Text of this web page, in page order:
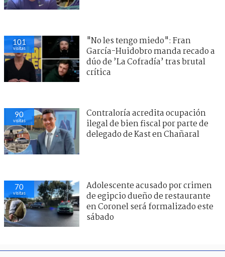
101
visitas
"No les tengo miedo": Fran
García-Huidobro manda recado a
dúo de ’La Cofradía’ tras brutal
crítica
90
visitas
Contraloría acredita ocupación
ilegal de bien fiscal por parte de
delegado de Kast en Chañaral
70
visitas
Adolescente acusado por crimen
de egipcio dueño de restaurante
en Coronel será formalizado este
sábado